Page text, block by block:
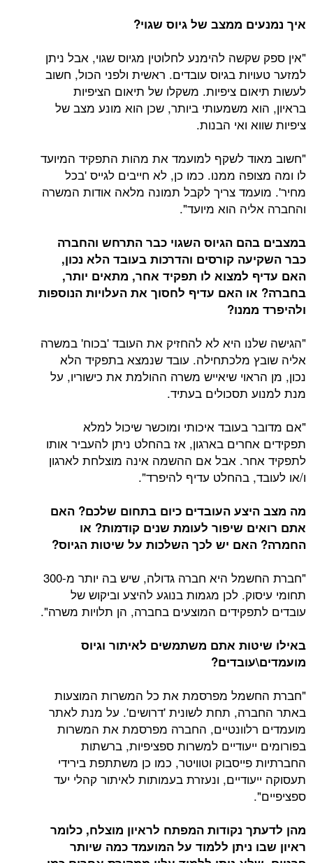
איך נמנעים ממצב של גיוס שגוי?
"אין ספק שקשה להימנע לחלוטין מגיוס שגוי, אבל ניתן
למזער טעויות בגיוס עובדים. ראשית ולפני הכול, חשוב
לעשות תיאום ציפיות. משקלו של תיאום הציפיות
בראיון, הוא משמעותי ביותר, שכן הוא מונע מצב של
ציפיות שווא ואי הבנות.
"חשוב מאוד לשקף למועמד את מהות התפקיד המיועד
לו ומה מצופה ממנו. כמו כן, לא חייבים לגייס 'בכל
מחיר'. מועמד צריך לקבל תמונה מלאה אודות המשרה
והחברה אליה הוא מיועד".
במצבים בהם הגיוס השגוי כבר התרחש והחברה
כבר השקיעה קורסים והדרכות בעובד הלא נכון,
האם עדיף למצוא לו תפקיד אחר, מתאים יותר,
בחברה? או האם עדיף לחסוך את העלויות הנוספות
ולהיפרד ממנו?
"הגישה שלנו היא לא להחזיק את העובד 'בכוח' במשרה
אליה שובץ מלכתחילה. עובד שנמצא בתפקיד הלא
נכון, מן הראוי שיאייש משרה ההולמת את כישוריו, על
מנת למנוע תסכולים בעתיד.
"אם מדובר בעובד איכותי ומוכשר שיכול למלא
תפקידים אחרים בארגון, אז בהחלט ניתן להעביר אותו
לתפקיד אחר. אבל אם ההשמה אינה מוצלחת לארגון
ו/או לעובד, בהחלט עדיף להיפרד".
מה מצב היצע העובדים כיום בתחום שלכם? האם
אתם רואים שיפור לעומת שנים קודמות? או
החמרה? האם יש לכך השלכות על שיטות הגיוס?
"חברת החשמל היא חברה גדולה, שיש בה יותר מ-300
תחומי עיסוק. לכן מגמות בנוגע להיצע וביקוש של
עובדים לתפקידים המוצעים בחברה, הן תלויות משרה".
באילו שיטות אתם משתמשים לאיתור וגיוס
מועמדים\עובדים?
"חברת החשמל מפרסמת את כל המשרות המוצעות
באתר החברה, תחת לשונית 'דרושים'. על מנת לאתר
מועמדים רלוונטיים, החברה מפרסמת את המשרות
בפורומים ייעודיים למשרות ספציפיות, ברשתות
החברתיות פייסבוק וטוויטר, כמו כן משתתפת בירידי
תעסוקה ייעודיים, ונעזרת בעמותות לאיתור קהלי יעד
ספציפיים".
מהן לדעתך נקודות המפתח לראיון מוצלח, כלומר
ראיון שבו ניתן ללמוד על המועמד כמה שיותר